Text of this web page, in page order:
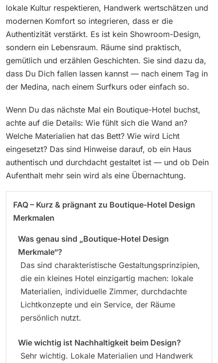
lokale Kultur respektieren, Handwerk wertschätzen und
modernen Komfort so integrieren, dass er die
Authentizität verstärkt. Es ist kein Showroom-Design,
sondern ein Lebensraum. Räume sind praktisch,
gemütlich und erzählen Geschichten. Sie sind dazu da,
dass Du Dich fallen lassen kannst — nach einem Tag in
der Medina, nach einem Surfkurs oder einfach so.
Wenn Du das nächste Mal ein Boutique-Hotel buchst,
achte auf die Details: Wie fühlt sich die Wand an?
Welche Materialien hat das Bett? Wie wird Licht
eingesetzt? Das sind Hinweise darauf, ob ein Haus
authentisch und durchdacht gestaltet ist — und ob Dein
Aufenthalt mehr sein wird als eine Übernachtung.
FAQ – Kurz & prägnant zu Boutique-Hotel Design
Merkmalen
Was genau sind „Boutique-Hotel Design
Merkmale“?
Das sind charakteristische Gestaltungsprinzipien,
die ein kleines Hotel einzigartig machen: lokale
Materialien, individuelle Zimmer, durchdachte
Lichtkonzepte und ein Service, der Räume
persönlich nutzt.
Wie wichtig ist Nachhaltigkeit beim Design?
Sehr wichtig. Lokale Materialien und Handwerk